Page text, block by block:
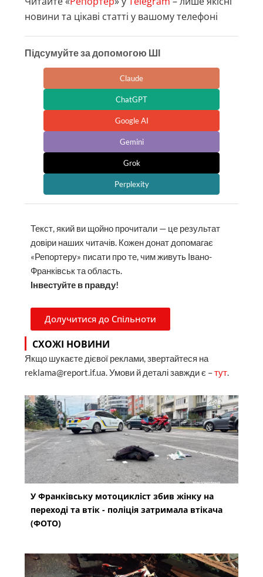
новини та цікаві статті у вашому телефоні
Підсумуйте за допомогою ШІ
Claude
ChatGPT
Google AI
Gemini
Grok
Perplexity
Текст, який ви щойно прочитали — це результат
довіри наших читачів. Кожен донат допомагає
«Репортеру» писати про те, чим живуть Івано-
Франківськ та область.
Інвестуйте в правду!
Долучитися до Спільноти
СХОЖІ НОВИНИ
Якщо шукаєте дієвої реклами, звертайтеся на
reklama@report.if.ua. Умови й деталі завжди є –тут.
У Франківську мотоцикліст збив жінку на
переході та втік - поліція затримала втікача
(ФОТО)